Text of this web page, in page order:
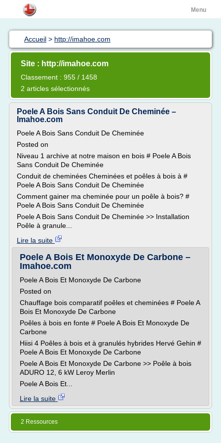
Menu
Accueil > http://imahoe.com
Site : http://imahoe.com
Classement : 955 / 1458
2 articles sélectionnés
Poele A Bois Sans Conduit De Cheminée –
Imahoe.com
Poele A Bois Sans Conduit De Cheminée
Posted on
Niveau 1 archive at notre maison en bois # Poele A Bois
Sans Conduit De Cheminée
Conduit de cheminées Cheminées et poêles à bois à #
Poele A Bois Sans Conduit De Cheminée
Comment gainer ma cheminée pour un poêle à bois? #
Poele A Bois Sans Conduit De Cheminée
Poele A Bois Sans Conduit De Cheminée >> Installation
Poêle à granule...
Lire la suite
Poele A Bois Et Monoxyde De Carbone –
Imahoe.com
Poele A Bois Et Monoxyde De Carbone
Posted on
Chauffage bois comparatif poêles et cheminées # Poele A
Bois Et Monoxyde De Carbone
Poêles à bois en fonte # Poele A Bois Et Monoxyde De
Carbone
Hiisi 4 Poêles à bois et à granulés hybrides Hervé Gehin #
Poele A Bois Et Monoxyde De Carbone
Poele A Bois Et Monoxyde De Carbone >> Poêle à bois
ADURO 12, 6 kW Leroy Merlin
Poele A Bois Et...
Lire la suite
2 Ressources